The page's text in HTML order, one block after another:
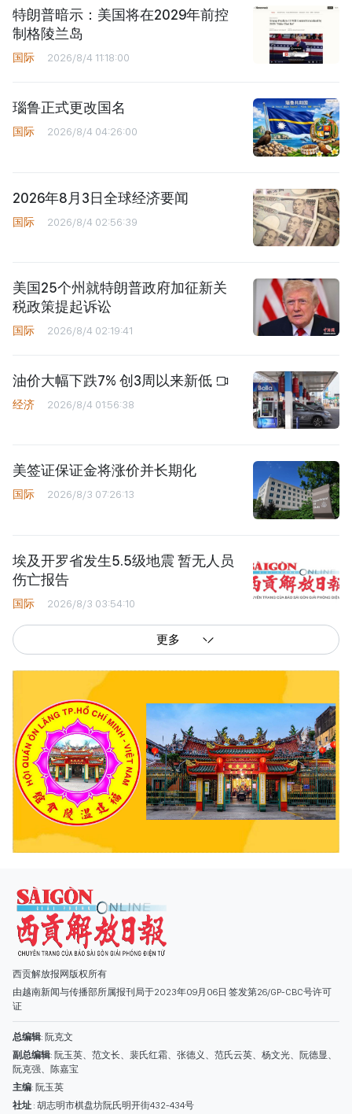
特朗普暗示：美国将在2029年前控
制格陵兰岛
国际 2026/8/4 11:18:00
瑙鲁正式更改国名
国际 2026/8/4 04:26:00
2026年8月3日全球经济要闻
国际 2026/8/4 02:56:39
美国25个州就特朗普政府加征新关
税政策提起诉讼
国际 2026/8/4 02:19:41
油价大幅下跌7% 创3周以来新低
经济 2026/8/4 01:56:38
美签证保证金将涨价并长期化
国际 2026/8/3 07:26:13
埃及开罗省发生5.5级地震 暂无人员
伤亡报告
国际 2026/8/3 03:54:10
更多
西贡解放报网版权所有
由越南新闻与传播部所属报刊局于2023年09月06日 签发第26/GP-CBC号许可
证
副总编辑: 阮玉英、范文长、裴氏红霜、张德义、范氏云英、杨文光、阮德显、
阮克强、陈嘉宝
主编: 阮玉英
社址: 胡志明市棋盘坊阮氏明开街432-434号
总台: (028) 39294091 - 转 060
热线: 096.558.1888
编辑部: (028) 39294092 - 转 060
电子信箱
广告部
(028) 38334185
quangcaohoavan09@gmail.com;